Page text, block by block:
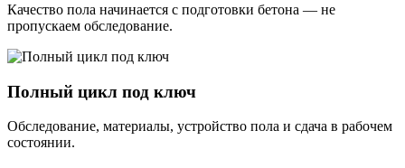
Качество пола начинается с подготовки бетона — не
пропускаем обследование.
Полный цикл под ключ
Обследование, материалы, устройство пола и сдача в рабочем
состоянии.